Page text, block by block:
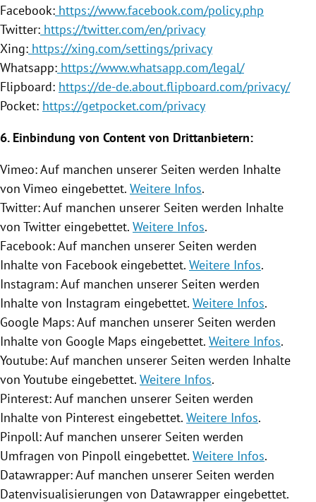
Facebook: https://www.facebook.com/policy.php
Twitter: https://twitter.com/en/privacy
Xing: https://xing.com/settings/privacy
Whatsapp: https://www.whatsapp.com/legal/
Flipboard: https://de-de.about.flipboard.com/privacy/
Pocket: https://getpocket.com/privacy
6. Einbindung von Content von Drittanbietern:
Vimeo: Auf manchen unserer Seiten werden Inhalte
von Vimeo eingebettet. Weitere Infos.
Twitter: Auf manchen unserer Seiten werden Inhalte
von Twitter eingebettet. Weitere Infos.
Facebook: Auf manchen unserer Seiten werden
Inhalte von Facebook eingebettet. Weitere Infos.
Instagram: Auf manchen unserer Seiten werden
Inhalte von Instagram eingebettet. Weitere Infos.
Google Maps: Auf manchen unserer Seiten werden
Inhalte von Google Maps eingebettet. Weitere Infos.
Youtube: Auf manchen unserer Seiten werden Inhalte
von Youtube eingebettet. Weitere Infos.
Pinterest: Auf manchen unserer Seiten werden
Inhalte von Pinterest eingebettet. Weitere Infos.
Pinpoll: Auf manchen unserer Seiten werden
Umfragen von Pinpoll eingebettet. Weitere Infos.
Datawrapper: Auf manchen unserer Seiten werden
Datenvisualisierungen von Datawrapper eingebettet.